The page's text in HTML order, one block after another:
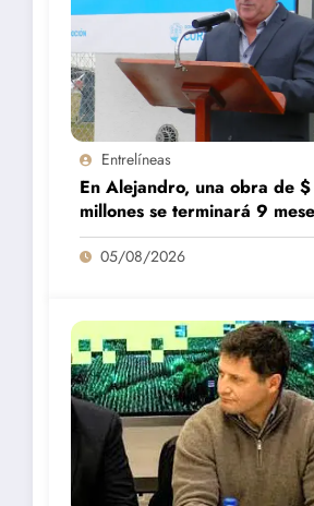
Entrelíneas
En Alejandro, una obra de
millones se terminará 9
de lo previsto
05/08/2026